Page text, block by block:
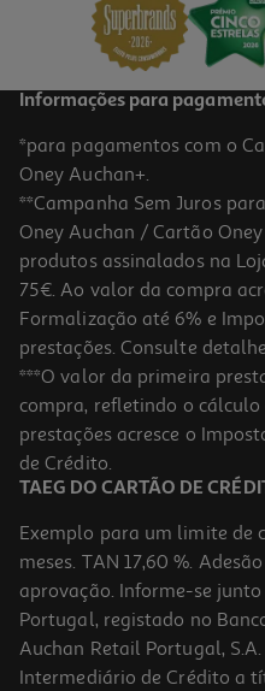
10,43 €
-30%
Livro Cartões De Revisão -
10.43 €/un
14,90 € PVP de editor
10,43 €
Promoção
-10%
Informações para
*para pagamentos com o
Oney Auchan+.
**Campanha Sem Juros
Oney Auchan / Cartão
produtos assinalados na
75€. Ao valor da compra
Formalização até 6% e
prestações. Consulte detalhe
***O valor da primeira
compra, refletindo o
prestações acresce o
de Crédito.
TAEG DO CARTÃO DE
Exemplo para um limite de
meses. TAN 17,60 %.
aprovação. Informe-se
Portugal, registado no
Auchan Retail Portugal,
Intermediário de Crédito a